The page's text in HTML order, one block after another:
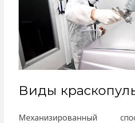
Виды
Механизированный